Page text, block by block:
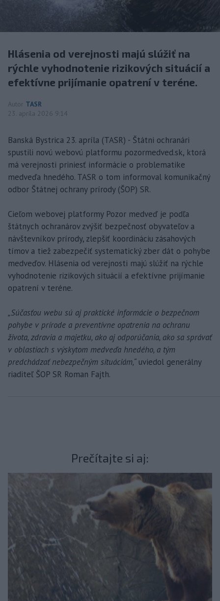
Hlásenia od verejnosti majú slúžiť na
rýchle vyhodnotenie rizikových situácií a
efektívne prijímanie opatrení v teréne.
Autor TASR
23. apríla 2026 9:14
Banská Bystrica 23. apríla (TASR) - Štátni ochranári
spustili novú webovú platformu pozormedved.sk, ktorá
má verejnosti priniesť informácie o problematike
medveďa hnedého. TASR o tom informoval komunikačný
odbor Štátnej ochrany prírody (ŠOP) SR.
Cieľom webovej platformy Pozor medveď je podľa
štátnych ochranárov zvýšiť bezpečnosť obyvateľov a
návštevníkov prírody, zlepšiť koordináciu zásahových
tímov a tiež zabezpečiť systematický zber dát o pohybe
medveďov. Hlásenia od verejnosti majú slúžiť na rýchle
vyhodnotenie rizikových situácií a efektívne prijímanie
opatrení v teréne.
„Súčasťou webu sú aj praktické informácie o bezpečnom
pohybe v prírode a preventívne opatrenia na ochranu
života, zdravia a majetku, ako aj odporúčania, ako sa správať
v oblastiach s výskytom medveďa hnedého, a tým
predchádzať nebezpečným situáciám,“ uviedol generálny
riaditeľ ŠOP SR Roman Fajth.
Prečítajte si aj: